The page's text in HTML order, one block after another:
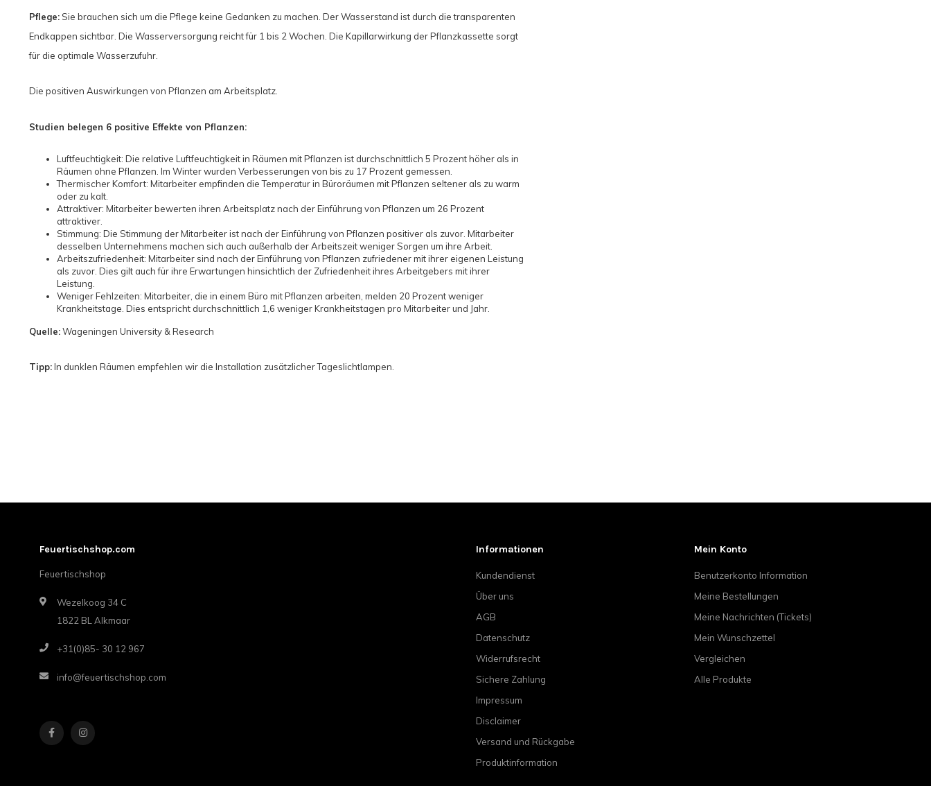
Pflege:Sie brauchen sich um die Pflege keine Gedanken zu machen. Der Wasserstand ist durch die transparenten
Endkappen sichtbar. Die Wasserversorgung reicht für 1 bis 2 Wochen. Die Kapillarwirkung der Pflanzkassette sorgt
für die optimale Wasserzufuhr.
Die positiven Auswirkungen von Pflanzen am Arbeitsplatz.
Studien belegen 6 positive Effekte von Pflanzen:
Luftfeuchtigkeit: Die relative Luftfeuchtigkeit in Räumen mit Pflanzen ist durchschnittlich 5 Prozent höher als in
Räumen ohne Pflanzen. Im Winter wurden Verbesserungen von bis zu 17 Prozent gemessen.
Thermischer Komfort: Mitarbeiter empfinden die Temperatur in Büroräumen mit Pflanzen seltener als zu warm
oder zu kalt.
Attraktiver: Mitarbeiter bewerten ihren Arbeitsplatz nach der Einführung von Pflanzen um 26 Prozent
attraktiver.
Stimmung: Die Stimmung der Mitarbeiter ist nach der Einführung von Pflanzen positiver als zuvor. Mitarbeiter
desselben Unternehmens machen sich auch außerhalb der Arbeitszeit weniger Sorgen um ihre Arbeit.
Arbeitszufriedenheit: Mitarbeiter sind nach der Einführung von Pflanzen zufriedener mit ihrer eigenen Leistung
als zuvor. Dies gilt auch für ihre Erwartungen hinsichtlich der Zufriedenheit ihres Arbeitgebers mit ihrer
Leistung.
Weniger Fehlzeiten: Mitarbeiter, die in einem Büro mit Pflanzen arbeiten, melden 20 Prozent weniger
Krankheitstage. Dies entspricht durchschnittlich 1,6 weniger Krankheitstagen pro Mitarbeiter und Jahr.
Quelle:Wageningen University & Research
Tipp:In dunklen Räumen empfehlen wir die Installation zusätzlicher Tageslichtlampen.
Feuertischshop.com
Feuertischshop
Wezelkoog 34 C
1822 BL Alkmaar
+31(0)85- 30 12 967
info@feuertischshop.com
Informationen
Kundendienst
Über uns
AGB
Datenschutz
Widerrufsrecht
Sichere Zahlung
Impressum
Disclaimer
Versand und Rückgabe
Produktinformation
Mein Konto
Benutzerkonto Information
Meine Bestellungen
Meine Nachrichten (Tickets)
Mein Wunschzettel
Vergleichen
Alle Produkte